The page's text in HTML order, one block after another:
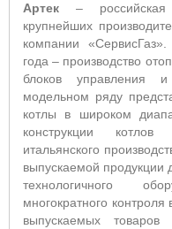
Артек –
крупнейших
компании
года – производство
блоков управления и
модельном ряду
котлы в широком
конструкции котлов
итальянского
выпускаемой продукции
технологичного
многократного
выпускаемых товаров